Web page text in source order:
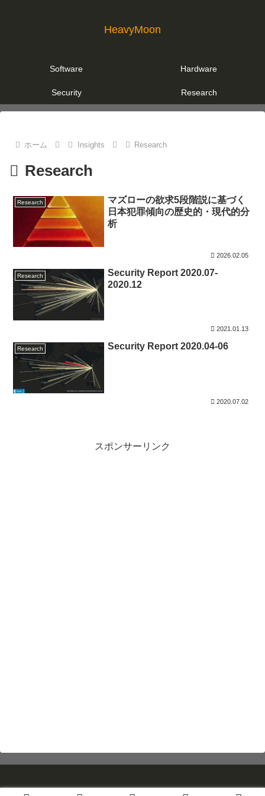
HeavyMoon
Software Hardware
Security Research
ホーム Insights Research
Research
Research
マズローの欲求5段階説に基づく
日本犯罪傾向の歴史的・現代的分
析
2026.02.05
Research
Security Report 2020.07-
2020.12
2021.01.13
Research Security Report 2020.04-06
2020.07.02
スポンサーリンク